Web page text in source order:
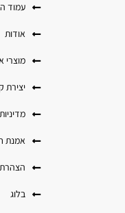
עמוד
אודות
מוצרי
יצירת
אמנת
הצהרת
בלוג